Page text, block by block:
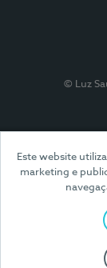
Este website
marketing e
© Luz